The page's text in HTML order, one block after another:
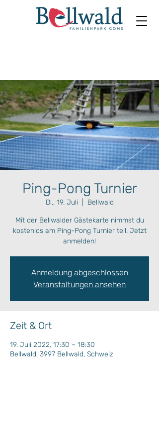
Ping-Pong Turnier
Di., 19. Juli
  |
Bellwald
Mit der Bellwalder Gästekarte nimmst du
kostenlos am Ping-Pong Turnier teil. Jetzt
anmelden!
Anmeldung abgeschlossen
Veranstaltungen ansehen
Zeit & Ort
19. Juli 2022, 17:30 – 18:30
Bellwald, 3997 Bellwald, Schweiz